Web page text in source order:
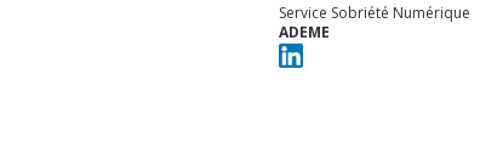
Service Sobriété Numérique
ADEME